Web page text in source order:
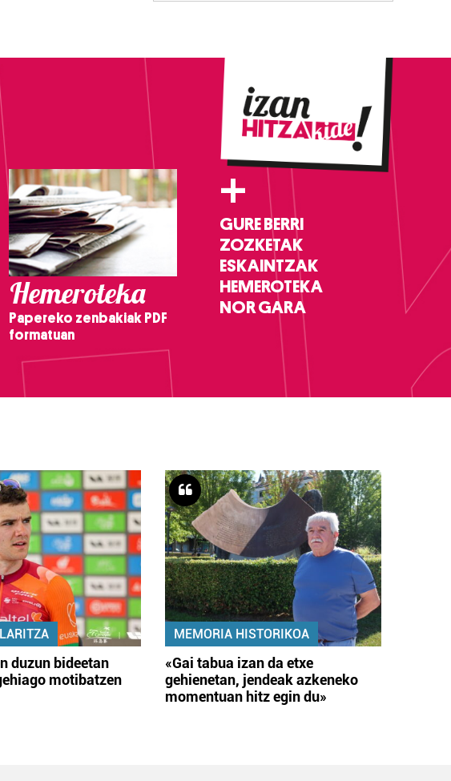
Hemeroteka
Papereko zenbakiak PDF
formatuan
+
GURE BERRI
ZOZKETAK
ESKAINTZAK
HEMEROTEKA
NOR GARA
duzun bideetan
motibatzen
MEMORIA HISTORIKOA
«Gai tabua izan da etxe
gehienetan, jendeak azkeneko
momentuan hitz egin du»